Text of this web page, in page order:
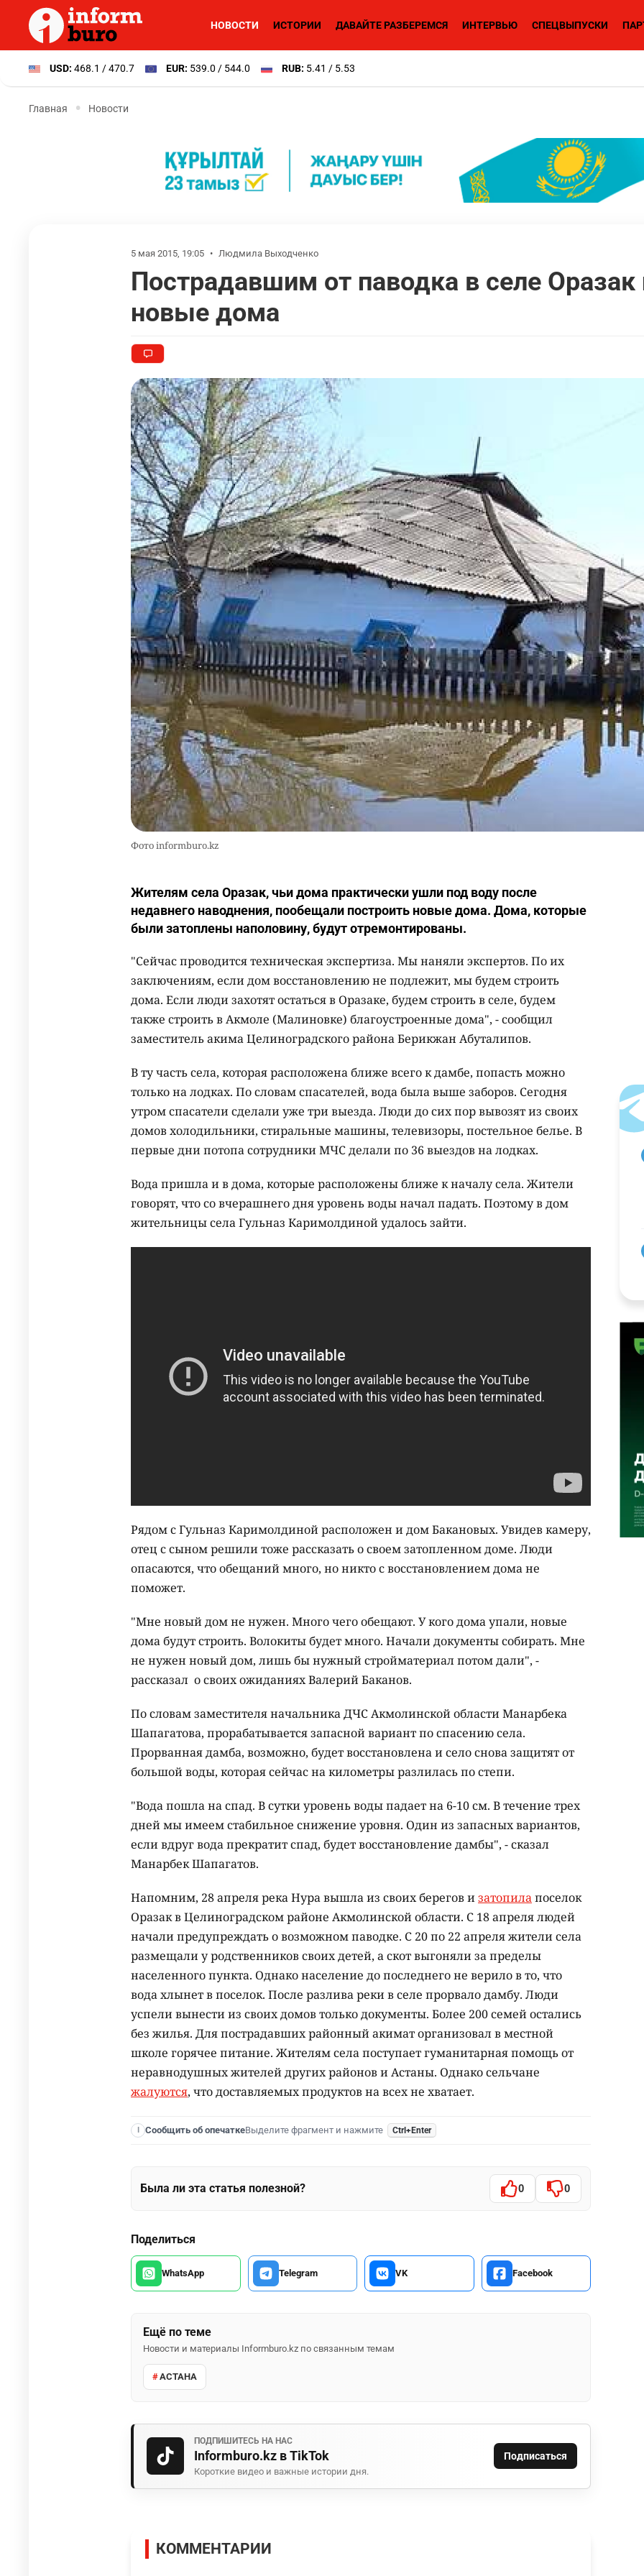
НОВОСТИ ИСТОРИИ ДАВАЙТЕ РАЗБЕРЕМСЯ ИНТЕРВЬЮ СПЕЦВЫПУСКИ
USD: 468.1 / 470.7 EUR: 539.0 / 544.0 RUB: 5.41 / 5.53
Главная Новости
5 мая 2015, 19:05 • Людмила Выходченко
Пострадавшим от паводка в селе Оразак
новые дома
Фото informburo.kz
Жителям села Оразак, чьи дома практически ушли под воду после
недавнего наводнения, пообещали построить новые дома. Дома, которые
были затоплены наполовину, будут отремонтированы.
"Сейчас проводится техническая экспертиза. Мы наняли экспертов. По их
заключениям, если дом восстановлению не подлежит, мы будем строить
дома. Если люди захотят остаться в Оразаке, будем строить в селе, будем
также строить в Акмоле (Малиновке) благоустроенные дома", - сообщил
заместитель акима Целиноградского района Берикжан Абуталипов.
В ту часть села, которая расположена ближе всего к дамбе, попасть можно
только на лодках. По словам спасателей, вода была выше заборов. Сегодня
утром спасатели сделали уже три выезда. Люди до сих пор вывозят из своих
домов холодильники, стиральные машины, телевизоры, постельное белье. В
первые дни потопа сотрудники МЧС делали по 36 выездов на лодках.
Вода пришла и в дома, которые расположены ближе к началу села. Жители
говорят, что со вчерашнего дня уровень воды начал падать. Поэтому в дом
жительницы села Гульназ Каримолдиной удалось зайти.
Рядом с Гульназ Каримолдиной расположен и дом Бакановых. Увидев камеру,
отец с сыном решили тоже рассказать о своем затопленном доме. Люди
опасаются, что обещаний много, но никто с восстановлением дома не
поможет.
"Мне новый дом не нужен. Много чего обещают. У кого дома упали, новые
дома будут строить. Волокиты будет много. Начали документы собирать. Мне
не нужен новый дом, лишь бы нужный стройматериал потом дали", -
рассказал о своих ожиданиях Валерий Баканов.
По словам заместителя начальника ДЧС Акмолинской области Манарбека
Шапагатова, прорабатывается запасной вариант по спасению села.
Прорванная дамба, возможно, будет восстановлена и село снова защитят от
большой воды, которая сейчас на километры разлилась по степи.
"Вода пошла на спад. В сутки уровень воды падает на 6-10 см. В течение трех
дней мы имеем стабильное снижение уровня. Один из запасных вариантов,
если вдруг вода прекратит спад, будет восстановление дамбы", - сказал
Манарбек Шапагатов.
Напомним, 28 апреля река Нура вышла из своих берегов изатопилапоселок
Оразак в Целиноградском районе Акмолинской области. С 18 апреля людей
начали предупреждать о возможном паводке. С 20 по 22 апреля жители села
размещали у родственников своих детей, а скот выгоняли за пределы
населенного пункта. Однако население до последнего не верило в то, что
вода хлынет в поселок. После разлива реки в селе прорвало дамбу. Люди
успели вынести из своих домов только документы. Более 200 семей остались
без жилья. Для пострадавших районный акимат организовал в местной
школе горячее питание. Жителям села поступает гуманитарная помощь от
неравнодушных жителей других районов и Астаны. Однако сельчане
жалуются, что доставляемых продуктов на всех не хватает.
Сообщить об опечаткеВыделите фрагмент и нажмите Ctrl+Enter
Была ли эта статья полезной? 0 0
Поделиться
WhatsApp Telegram VK Facebook
Ещё по теме
Новости и материалы Informburo.kz по связанным темам
АСТАНА
ПОДПИШИТЕСЬ НА НАС
Informburo.kz в TikTok
Короткие видео и важные истории дня.
Подписаться
КОММЕНТАРИИ